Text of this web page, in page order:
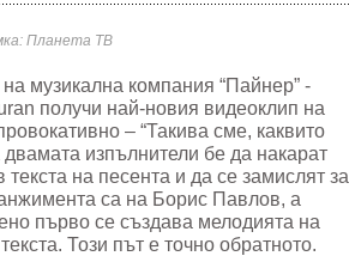
Планета ТВ
музикална компания “Пайнер” -
получи най-новия видеоклип на
– “Такива сме, каквито
изпълнители бе да накарат
на песента и да се замислят за
са на Борис Павлов, а
първо се създава мелодията на
Този път е точно обратното.